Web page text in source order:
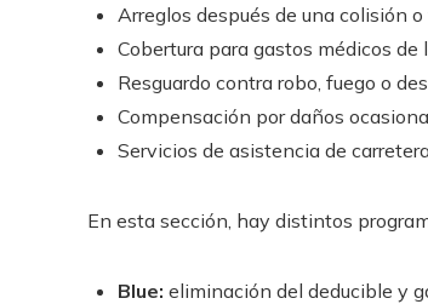
Arreglos después de una colisión
Cobertura para gastos médicos de
Resguardo contra robo, fuego o
Compensación por daños
Servicios de asistencia de
En esta sección, hay distintos
Blue: eliminación del deducible y